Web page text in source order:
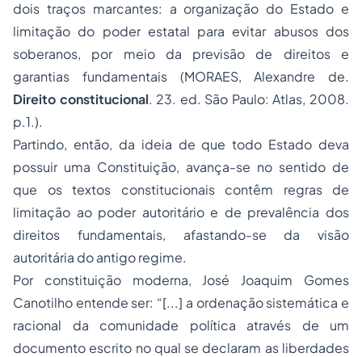
dois traços marcantes: a organização do Estado e
limitação do poder estatal para evitar abusos dos
soberanos, por meio da previsão de direitos e
garantias fundamentais (MORAES, Alexandre de.
Direito constitucional. 23. ed. São Paulo: Atlas, 2008.
p.1.).
Partindo, então, da ideia de que todo Estado deva
possuir uma Constituição, avança-se no sentido de
que os textos constitucionais contêm regras de
limitação ao poder autoritário e de prevalência dos
direitos fundamentais, afastando-se da visão
autoritária do antigo regime.
Por constituição moderna, José Joaquim Gomes
Canotilho entende ser: “[...] a ordenação sistemática e
racional da comunidade política através de um
documento escrito no qual se declaram as liberdades